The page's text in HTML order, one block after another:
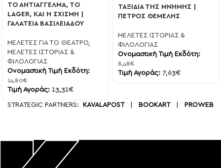
ΤΟ ΑΝΤΙΑΓΓΕΛΜΑ, ΤΟ
LAGER, ΚΑΙ Η ΣΧΙΣΜΗ |
ΓΑΛΑΤΕΙΑ ΒΑΣΙΛΕΙΑΔΟΥ
ΜΕΛΕΤΕΣ ΓΙΑ ΤΟ ΘΕΑΤΡΟ,
ΜΕΛΕΤΕΣ ΙΣΤΟΡΙΑΣ &
ΦΙΛΟΛΟΓΙΑΣ
Ονομαστική Τιμή Εκδότη:
14,80€
Τιμή Αγοράς: 13,31€
ΤΑΞΙΔΙΑ ΤΗΣ ΜΝΗΜΗΣ |
ΠΕΤΡΟΣ ΘΕΜΕΛΗΣ
ΜΕΛΕΤΕΣ ΙΣΤΟΡΙΑΣ &
ΦΙΛΟΛΟΓΙΑΣ
Ονομαστική Τιμή Εκδότη:
8,48€
Τιμή Αγοράς: 7,63€
STRATEGIC PARTNERS: KAVALAPOST| BOOKART| PROWEB